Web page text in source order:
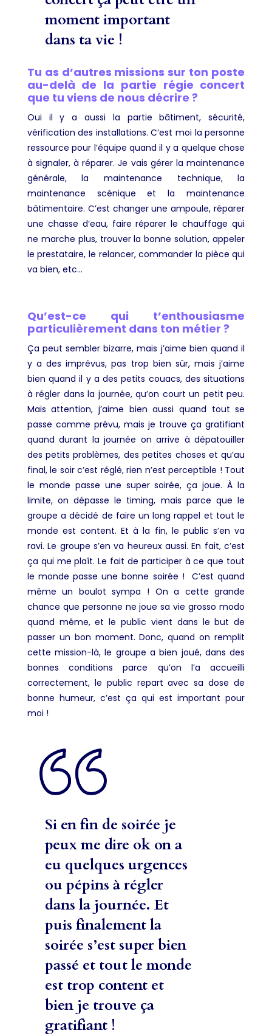
moment important
dans ta vie !
Tu as d’autres missions sur ton poste
au-delà de la partie régie concert
que tu viens de nous décrire ?
Oui il y a aussi la partie bâtiment, sécurité,
vérification des installations. C’est moi la personne
ressource pour l’équipe quand il y a quelque chose
à signaler, à réparer. Je vais gérer la maintenance
générale, la maintenance technique, la
maintenance scénique et la maintenance
bâtimentaire. C’est changer une ampoule, réparer
une chasse d’eau, faire réparer le chauffage qui
ne marche plus, trouver la bonne solution, appeler
le prestataire, le relancer, commander la pièce qui
va bien, etc…
Qu’est-ce qui t’enthousiasme
particulièrement dans ton métier ?
Ça peut sembler bizarre, mais j’aime bien quand il
y a des imprévus, pas trop bien sûr, mais j’aime
bien quand il y a des petits couacs, des situations
à régler dans la journée, qu’on court un petit peu.
Mais attention, j’aime bien aussi quand tout se
passe comme prévu, mais je trouve ça gratifiant
quand durant la journée on arrive à dépatouiller
des petits problèmes, des petites choses et qu’au
final, le soir c’est réglé, rien n’est perceptible ! Tout
le monde passe une super soirée, ça joue. À la
limite, on dépasse le timing, mais parce que le
groupe a décidé de faire un long rappel et tout le
monde est content. Et à la fin, le public s’en va
ravi. Le groupe s’en va heureux aussi. En fait, c’est
ça qui me plaît. Le fait de participer à ce que tout
le monde passe une bonne soirée ! C’est quand
même un boulot sympa ! On a cette grande
chance que personne ne joue sa vie grosso modo
quand même, et le public vient dans le but de
passer un bon moment. Donc, quand on remplit
cette mission-là, le groupe a bien joué, dans des
bonnes conditions parce qu’on l’a accueilli
correctement, le public repart avec sa dose de
bonne humeur, c’est ça qui est important pour
moi !
Si en fin de soirée je
peux me dire ok on a
eu quelques urgences
ou pépins à régler
dans la journée. Et
puis finalement la
soirée s’est super bien
passé et tout le monde
est trop content et
bien je trouve ça
gratifiant !